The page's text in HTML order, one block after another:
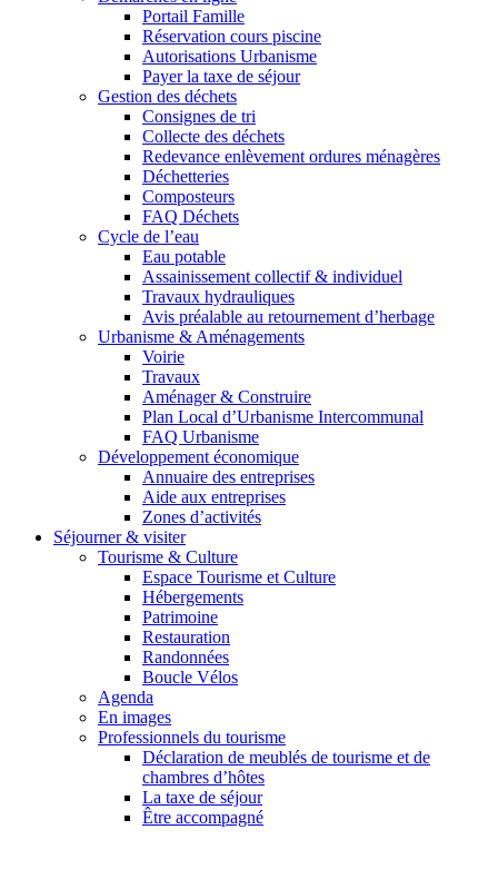
Portail Famille
Réservation cours piscine
Autorisations Urbanisme
Payer la taxe de séjour
Gestion des déchets
Consignes de tri
Collecte des déchets
Redevance enlèvement ordures ménagères
Déchetteries
Composteurs
FAQ Déchets
Cycle de l’eau
Eau potable
Assainissement collectif & individuel
Travaux hydrauliques
Avis préalable au retournement d’herbage
Urbanisme & Aménagements
Voirie
Travaux
Aménager & Construire
Plan Local d’Urbanisme Intercommunal
FAQ Urbanisme
Développement économique
Annuaire des entreprises
Aide aux entreprises
Zones d’activités
Séjourner & visiter
Tourisme & Culture
Espace Tourisme et Culture
Hébergements
Patrimoine
Restauration
Randonnées
Boucle Vélos
Agenda
En images
Professionnels du tourisme
Déclaration de meublés de tourisme et de
chambres d’hôtes
La taxe de séjour
Être accompagné